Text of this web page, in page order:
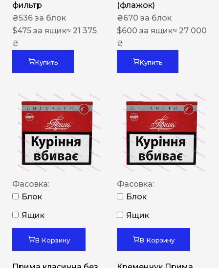
фильтр
₴536 за блок
$475 за ящик≈ 21 375
₴
Купить
(флажок)
₴670 за блок
$600 за ящик≈ 27 000
₴
Купить
Фасовка:
Блок
Ящик
В Корзину
Фасовка:
Блок
Ящик
В Корзину